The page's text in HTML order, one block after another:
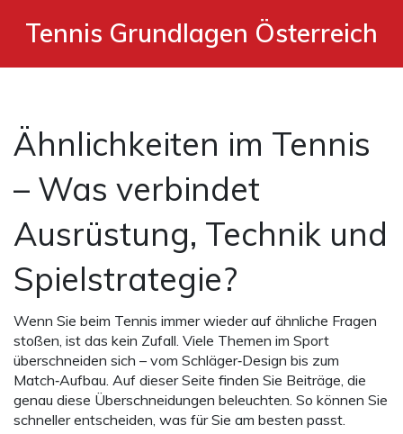
Tennis Grundlagen Österreich
Ähnlichkeiten im Tennis
– Was verbindet
Ausrüstung, Technik und
Spielstrategie?
Wenn Sie beim Tennis immer wieder auf ähnliche Fragen
stoßen, ist das kein Zufall. Viele Themen im Sport
überschneiden sich – vom Schläger‑Design bis zum
Match‑Aufbau. Auf dieser Seite finden Sie Beiträge, die
genau diese Überschneidungen beleuchten. So können Sie
schneller entscheiden, was für Sie am besten passt.